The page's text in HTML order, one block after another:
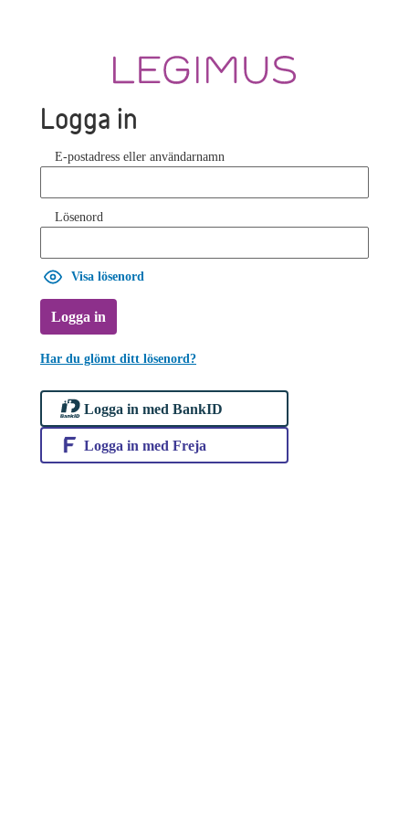
Logga in
E-postadress eller användarnamn
Lösenord
Visa lösenord
Logga in
Har du glömt ditt lösenord?
Logga in med BankID
Logga in med Freja